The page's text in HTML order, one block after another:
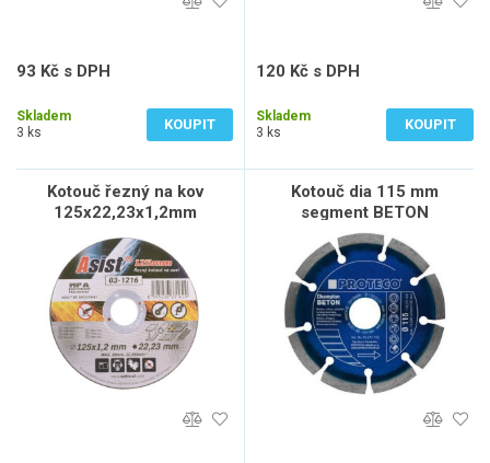
93 Kč s DPH
Skladem
3 ks
KOUPIT
120 Kč s DPH
Skladem
3 ks
KOUPIT
Kotouč řezný na kov
125x22,23x1,2mm
Kotouč dia 115 mm
segment BETON
CHAMPION beton, cihla,
stav.mat.